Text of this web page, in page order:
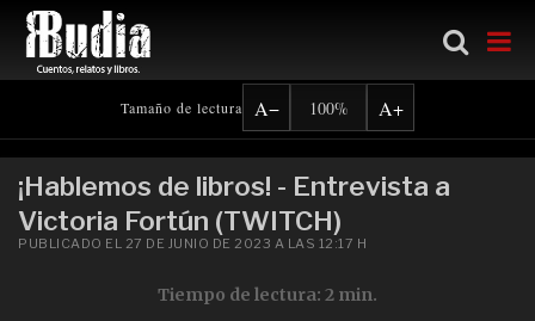
Tamaño de lectura A− 100% A+
¡Hablemos de libros! - Entrevista a
Victoria Fortún (TWITCH)
PUBLICADO EL 27 DE JUNIO DE 2023 A LAS 12:17 H
Tiempo de lectura: 2 min.